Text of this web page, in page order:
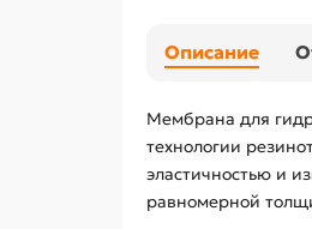
Описание
Мембрана для
технологии
эластичностью и
равномерной